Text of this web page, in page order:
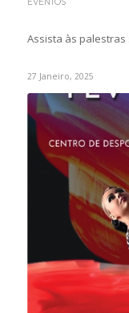
Assista às palestras
27 Janeiro, 2025